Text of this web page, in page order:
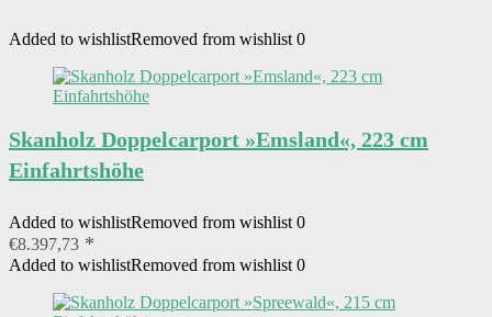
Added to wishlistRemoved from wishlist 0
Skanholz Doppelcarport »Emsland«, 223 cm
Einfahrtshöhe
Added to wishlistRemoved from wishlist 0
€8.397,73
Added to wishlistRemoved from wishlist 0